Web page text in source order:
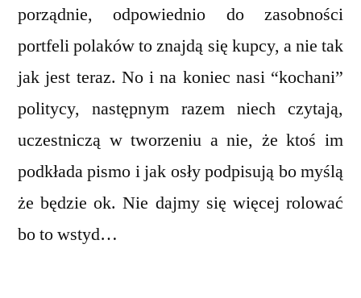
porządnie, odpowiednio do zasobności
portfeli polaków to znajdą się kupcy, a nie tak
jak jest teraz. No i na koniec nasi “kochani”
politycy, następnym razem niech czytają,
uczestniczą w tworzeniu a nie, że ktoś im
podkłada pismo i jak osły podpisują bo myślą
że będzie ok. Nie dajmy się więcej rolować
bo to wstyd…